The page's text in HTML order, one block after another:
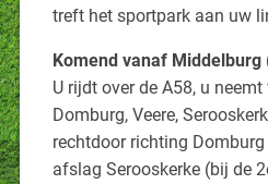
treft het sportpark aan uw
Komend vanaf Middelburg
U rijdt over de A58, u
Domburg, Veere,
rechtdoor richting
afslag Serooskerke (bij de